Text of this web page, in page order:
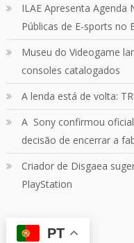
Quebrando o
Confira em nosso
Skull & Bones.
Mais em:
https://buff.ly/
ILAE Apresenta Agenda
Públicas de E-sports no
Museu do Videogame
consoles catalogados
A lenda está de volta:
A Sony confirmou
decisão de encerrar a
Criador de Disgaea
PlayStation
PT